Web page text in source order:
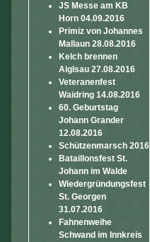
JS Messe am KB
Horn 04.09.2016
Primiz von Johannes
Mallaun 28.08.2016
Kelch brennen
Aiglsau 27.08.2016
Veteranenfest
Waidring 14.08.2016
60. Geburtstag
Johann Grander
12.08.2016
Schützenmarsch 2016
Bataillonsfest St.
Johann im Walde
Wiedergründungsfest
St. Georgen
31.07.2016
Fahnenweihe
Schwand im Innkreis